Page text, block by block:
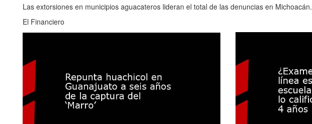
Las extorsiones en municipios aguacateros lideran el total de las denuncias en Michoacán.
El Financiero